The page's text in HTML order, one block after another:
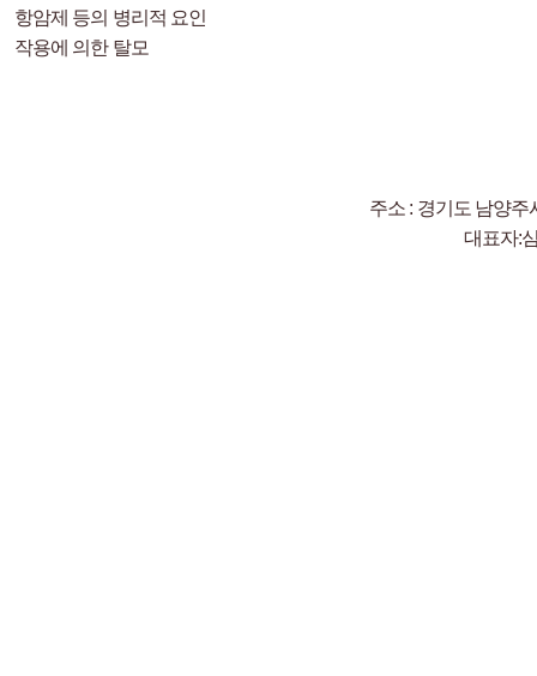
항암제 등의 병리적 요인
작용에 의한 탈모
주소 : 경기도 남양
대표자: